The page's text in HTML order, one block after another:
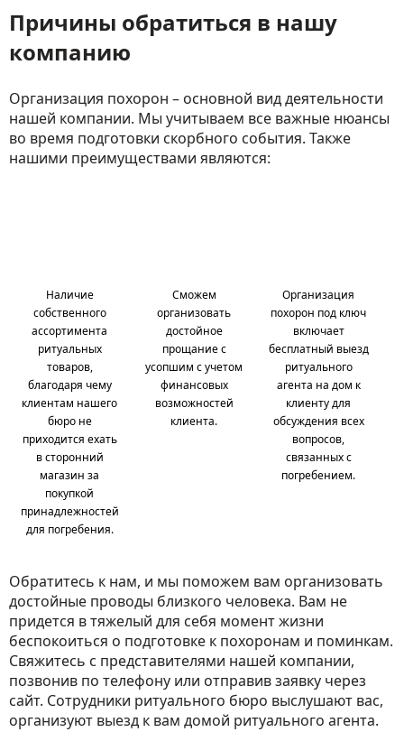
Причины обратиться в нашу
компанию
Организация похорон – основной вид деятельности
нашей компании. Мы учитываем все важные нюансы
во время подготовки скорбного события. Также
нашими преимуществами являются:
Наличие
собственного
ассортимента
ритуальных
товаров,
благодаря чему
клиентам нашего
бюро не
приходится ехать
в сторонний
магазин за
покупкой
принадлежностей
для погребения.
Сможем
организовать
достойное
прощание с
усопшим с учетом
финансовых
возможностей
клиента.
Организация
похорон под ключ
включает
бесплатный выезд
ритуального
агента на дом к
клиенту для
обсуждения всех
вопросов,
связанных с
погребением.
Обратитесь к нам, и мы поможем вам организовать
достойные проводы близкого человека. Вам не
придется в тяжелый для себя момент жизни
беспокоиться о подготовке к похоронам и поминкам.
Свяжитесь с представителями нашей компании,
позвонив по телефону или отправив заявку через
сайт. Сотрудники ритуального бюро выслушают вас,
организуют выезд к вам домой ритуального агента.